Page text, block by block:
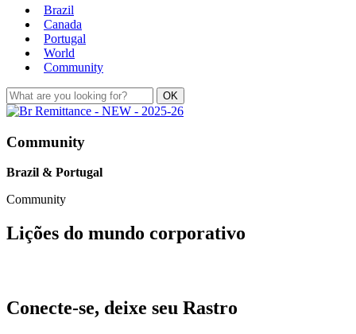
Brazil
Canada
Portugal
World
Community
Community
Brazil & Portugal
Community
Lições do mundo corporativo
Conecte-se, deixe seu Rastro